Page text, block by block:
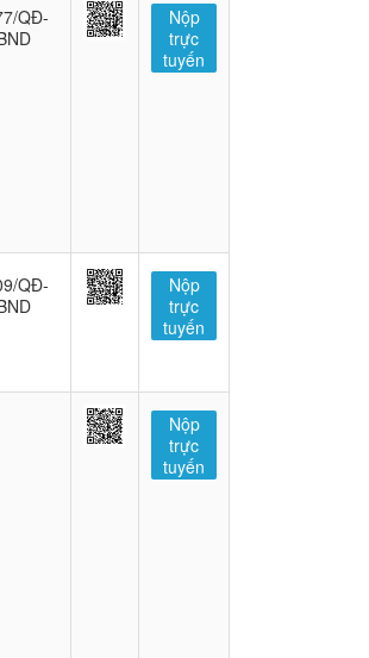
QĐ-
Nộp
trực
tuyến
QĐ-
Nộp
trực
tuyến
Nộp
trực
tuyến